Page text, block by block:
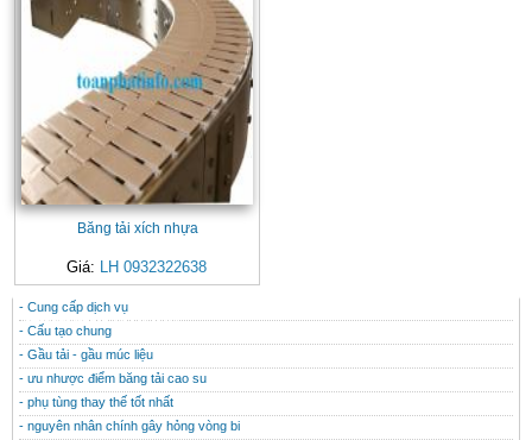
Băng tải xích nhựa
Giá: LH 0932322638
CONTACT
THÔNG TIN HỮU ÍCH
- Cung cấp dịch vụ
- Cấu tạo chung
- Gầu tải - gầu múc liệu
- ưu nhược điểm băng tải cao su
- phụ tùng thay thế tốt nhất
- nguyên nhân chính gây hỏng vòng bi